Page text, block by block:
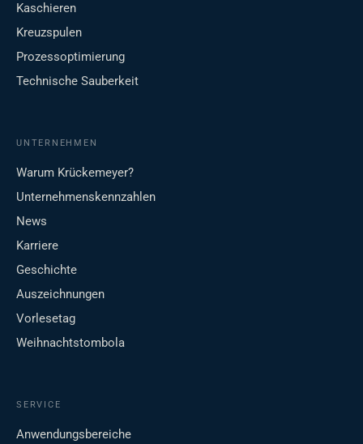
Kaschieren
Kreuzspulen
Prozessoptimierung
Technische Sauberkeit
UNTERNEHMEN
Warum Krückemeyer?
Unternehmenskennzahlen
News
Karriere
Geschichte
Auszeichnungen
Vorlesetag
Weihnachtstombola
SERVICE
Anwendungsbereiche